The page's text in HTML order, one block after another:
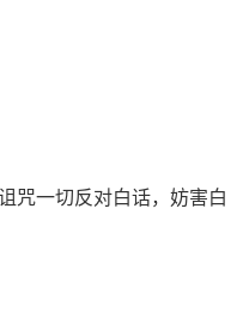
咒一切反对白话，妨害白